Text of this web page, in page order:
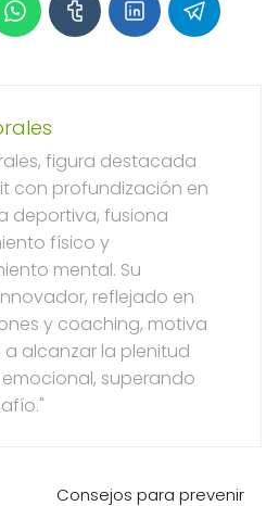
figura destacada
con profundización en
deportiva, fusiona
físico y
mental. Su
reflejado en
y coaching, motiva
a alcanzar la plenitud
superando
Consejos para prevenir